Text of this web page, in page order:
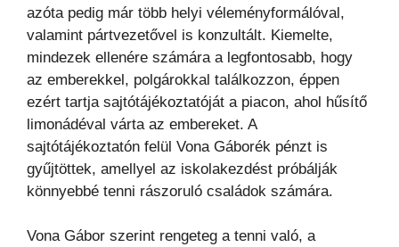
azóta pedig már több helyi véleményformálóval,
valamint pártvezetővel is konzultált. Kiemelte,
mindezek ellenére számára a legfontosabb, hogy
az emberekkel, polgárokkal találkozzon, éppen
ezért tartja sajtótájékoztatóját a piacon, ahol hűsítő
limonádéval várta az embereket. A
sajtótájékoztatón felül Vona Gáborék pénzt is
gyűjtöttek, amellyel az iskolakezdést próbálják
könnyebbé tenni rászoruló családok számára.
Vona Gábor szerint rengeteg a tenni való, a